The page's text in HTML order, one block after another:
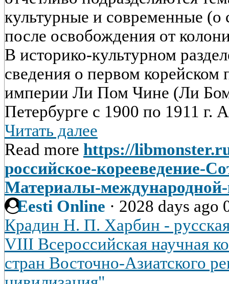
культурные и современные (о
после освобождения от
В историко-культурном
сведения о первом корейском
империи Ли Пом Чине (Ли
Петербурге с 1900 по 1911 г.
Читать далее
Read more https://
российское-корееведение-
Материалы-
Eesti Online · 2028 days ago
Крадин Н. П. Харбин -
VIII Всероссийская научная
стран Восточно-Азиатского